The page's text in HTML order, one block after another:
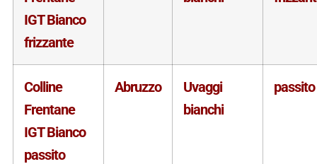
IGT Bianco
frizzante
Colline
Frentane
IGT Bianco
passito
Abruzzo
Uvaggi
bianchi
passito